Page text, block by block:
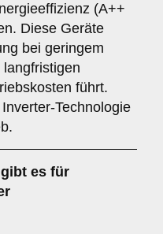
(A++
Diese Geräte
bei geringem
führt.
Technologie
gibt es für